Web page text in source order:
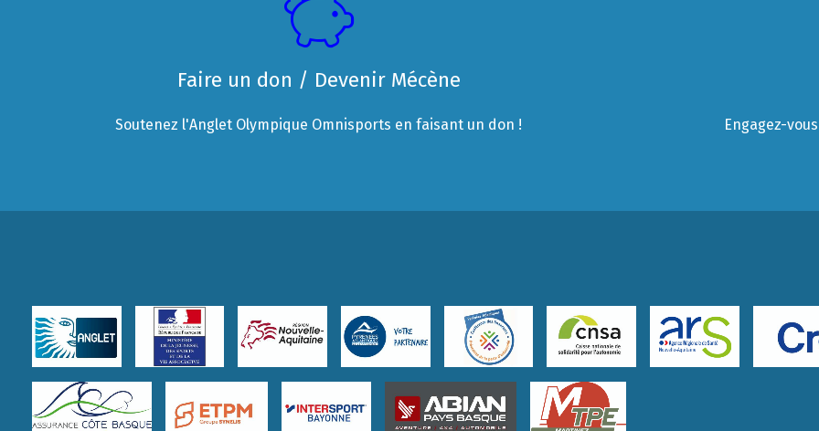
Faire un don / Devenir Mécène
Soutenez l'Anglet Olympique Omnisports en faisant un don ! Engagez-